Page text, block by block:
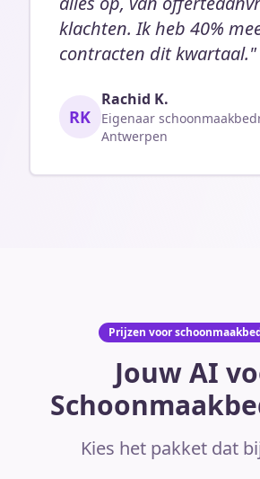
klachten. Ik heb 40%
contracten dit kwartaal."
RK
Rachid K.
Eigenaar
Antwerpen
Prijzen voor
Jouw AI
Kies het pakket dat